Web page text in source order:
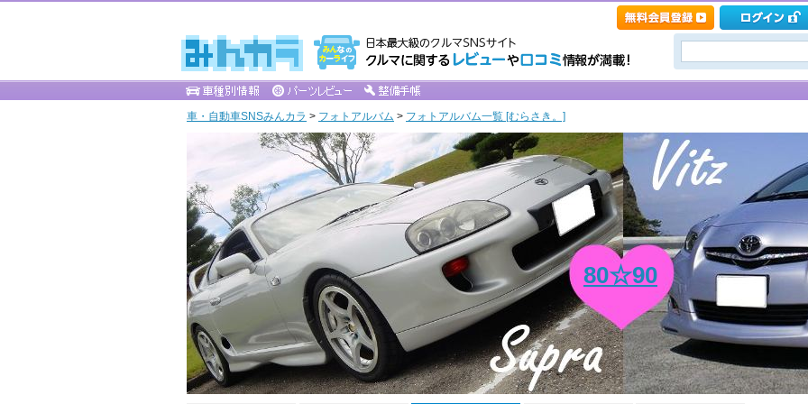
車・自動車SNSみんカラ > フォトアルバム > フォトアルバム一覧 [むらさき。]
80☆90